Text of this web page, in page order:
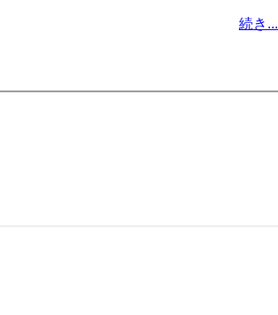
続き...